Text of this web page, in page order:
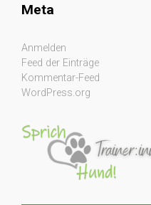
Meta
Anmelden
Feed der Einträge
Kommentar-Feed
WordPress.org